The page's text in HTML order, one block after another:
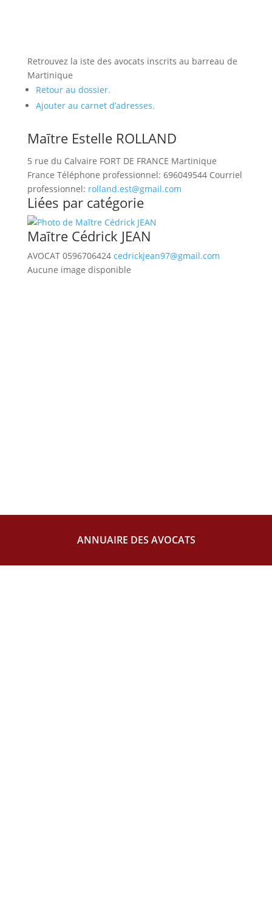
ANNUAIRE DES AVOCATS
Retrouvez la iste des avocats inscrits au barreau de
Martinique
Retour au dossier.
Ajouter au carnet d’adresses.
Maītre Estelle ROLLAND
5 rue du Calvaire FORT DE FRANCE Martinique
France Téléphone professionnel: 696049544 Courriel
professionnel: rolland.est@gmail.com
Liées par catégorie
Maītre Cédrick JEAN
AVOCAT 0596706424 cedrickjean97@gmail.com
Aucune image disponible